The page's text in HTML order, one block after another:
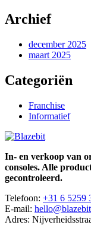
Archief
december 2025
maart 2025
Categoriën
Franchise
Informatief
In- en verkoop van
consoles. Alle
gecontroleerd.
Telefoon: +31 6 5259
E-mail:
Adres: